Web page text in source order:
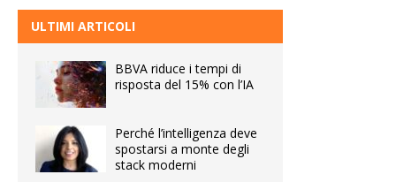
ULTIMI ARTICOLI
BBVA riduce i tempi di
risposta del 15% con l’IA
Perché l’intelligenza deve
spostarsi a monte degli
stack moderni